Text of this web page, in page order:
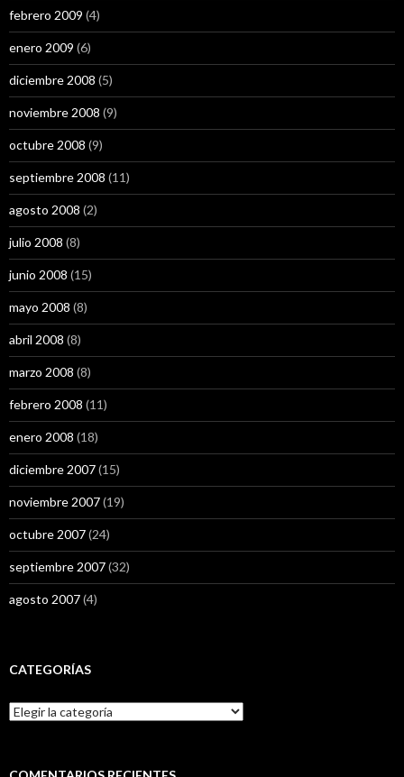
febrero 2009 (4)
enero 2009 (6)
diciembre 2008 (5)
noviembre 2008 (9)
octubre 2008 (9)
septiembre 2008 (11)
agosto 2008 (2)
julio 2008 (8)
junio 2008 (15)
mayo 2008 (8)
abril 2008 (8)
marzo 2008 (8)
febrero 2008 (11)
enero 2008 (18)
diciembre 2007(15)
noviembre 2007(19)
octubre 2007(24)
septiembre 2007(32)
agosto 2007(4)
CATEGORÍAS
Categorías